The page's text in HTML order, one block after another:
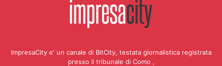
ImpresaCity e' un canale di BitCity, testata giornalistica registrata
presso il tribunale di Como ,